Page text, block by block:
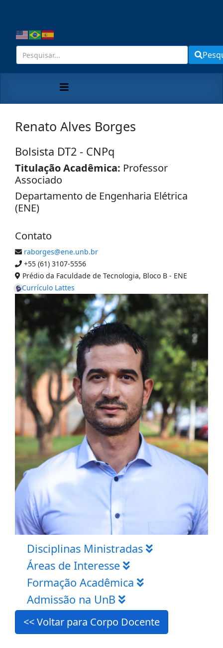
Renato Alves Borges
Bolsista DT2 - CNPq
Titulação Acadêmica: Professor
Associado
Departamento de Engenharia Elétrica
(ENE)
Contato
raborges@ene.unb.br
+55 (61) 3107-5556
Prédio da Faculdade de Tecnologia, Bloco B - ENE
Currículo Lattes
Disciplinas Ministradas
Áreas de Interesse
Formação Acadêmica
Admissão na UnB
<< Voltar para Corpo Docente